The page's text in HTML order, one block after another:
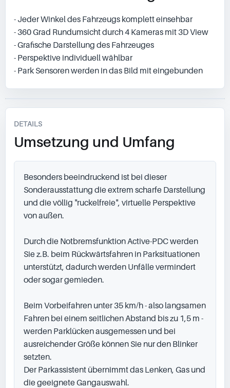
- Jeder Winkel des Fahrzeugs komplett einsehbar
- 360 Grad Rundumsicht durch 4 Kameras mit 3D View
- Grafische Darstellung des Fahrzeuges
- Perspektive individuell wählbar
- Park Sensoren werden in das Bild mit eingebunden
DETAILS
Umsetzung und Umfang
Besonders beeindruckend ist bei dieser
Sonderausstattung die extrem scharfe Darstellung
und die völlig "ruckelfreie", virtuelle Perspektive
von außen.
Durch die Notbremsfunktion Active-PDC werden
Sie z.B. beim Rückwärtsfahren in Parksituationen
unterstützt, dadurch werden Unfälle vermindert
oder sogar gemieden.
Beim Vorbeifahren unter 35 km/h - also langsamen
Fahren bei einem seitlichen Abstand bis zu 1,5 m -
werden Parklücken ausgemessen und bei
ausreichender Größe können Sie nur den Blinker
setzten.
Der Parkassistent übernimmt das Lenken, Gas und
die geeignete Gangauswahl.